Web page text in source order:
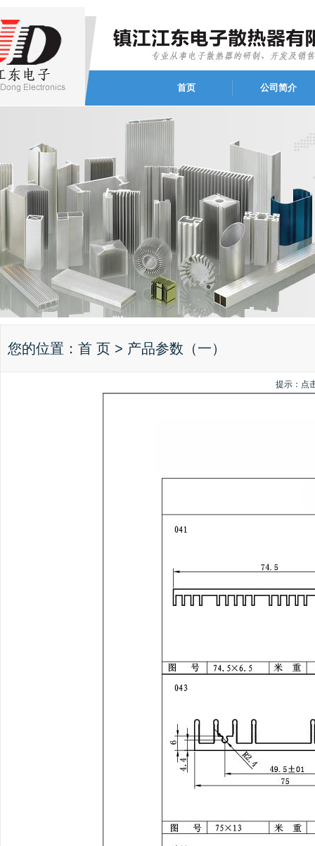
首页 公司简介
您的位置： 首 页 > 产品参数（一）
提示：点